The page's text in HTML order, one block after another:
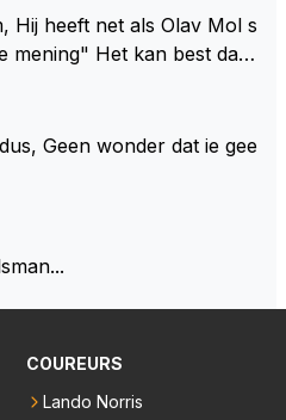
volledig hebben gemist.
mening" Het kan best dat
Maar in een tijd zonder r
Geen wonder dat ie gee
COUREURS
Lando Norris